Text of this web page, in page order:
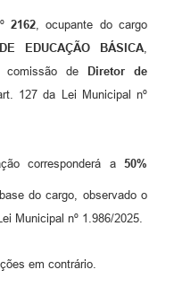
2162, ocupante do cargo
EDUCAÇÃO BÁSICA
comissão de
Diretor de
127 da Lei Municipal nº
corresponderá a 50%
do cargo, observado o
Municipal nº 1.986/2025.
em contrário.